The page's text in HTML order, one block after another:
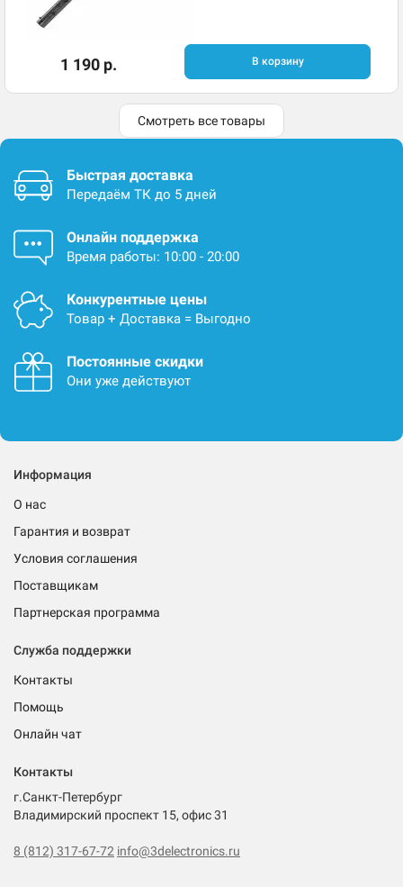
1 190 р. В корзину
Смотреть все товары
Быстрая доставка
Передаём ТК до 5 дней
Онлайн поддержка
Время работы: 10:00 - 20:00
Конкурентные цены
Товар + Доставка = Выгодно
Постоянные скидки
Они уже действуют
Информация
О нас
Гарантия и возврат
Условия соглашения
Поставщикам
Партнерская программа
Служба поддержки
Контакты
Помощь
Онлайн чат
Контакты
г.Санкт-Петербург
Владимирский проспект 15, офис 31
8 (812) 317-67-72 info@3delectronics.ru